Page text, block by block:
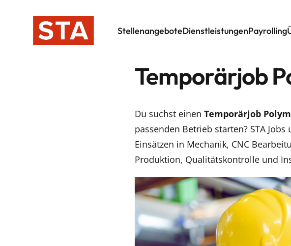
StellenangeboteDienstleistungenPayrolling
Temporärjob
Du suchst einen Temporärjob
passenden Betrieb starten? STA
Einsätzen in Mechanik, CNC
Produktion, Qualitätskontrolle und